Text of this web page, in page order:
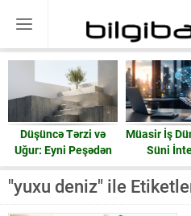
Düşüncə Tərzi və
Uğur: Eyni Peşədən
Fərqli Nəticələrə
Gedən Yol
Müasir İş
Süni
"yuxu deniz" ile